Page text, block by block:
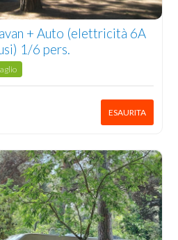
(elettricità 6A
1/6 pers.
ESAURITA